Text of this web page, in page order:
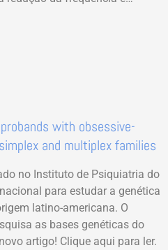
with obsessive-
and multiplex families
no Instituto de Psiquiatria do
para estudar a genética
latino-americana. O
as bases genéticas do
artigo! Clique aqui para ler.